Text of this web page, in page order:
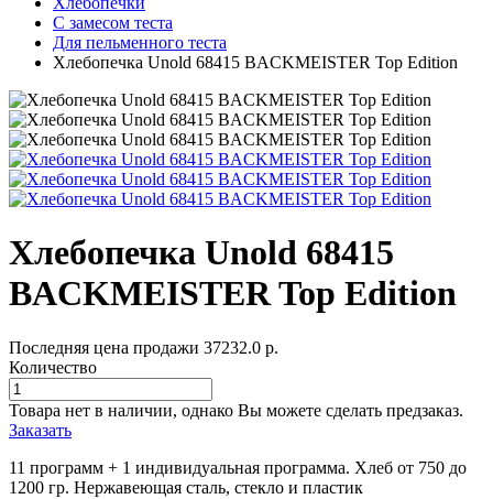
С замесом теста
Для пельменного теста
Хлебопечка Unold 68415 BACKMEISTER Top Edition
Хлебопечка Unold 68415
BACKMEISTER Top Edition
Последняя цена продажи 37232.0 р.
Количество
Товара нет в наличии, однако Вы можете сделать предзаказ.
Заказать
11 программ + 1 индивидуальная программа. Хлеб от 750 до
1200 гр. Нержавеющая сталь, стекло и пластик